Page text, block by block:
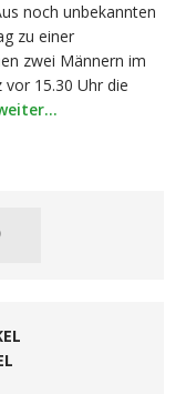
noch unbekannten
zu einer
zwei Männern im
15.30 Uhr die